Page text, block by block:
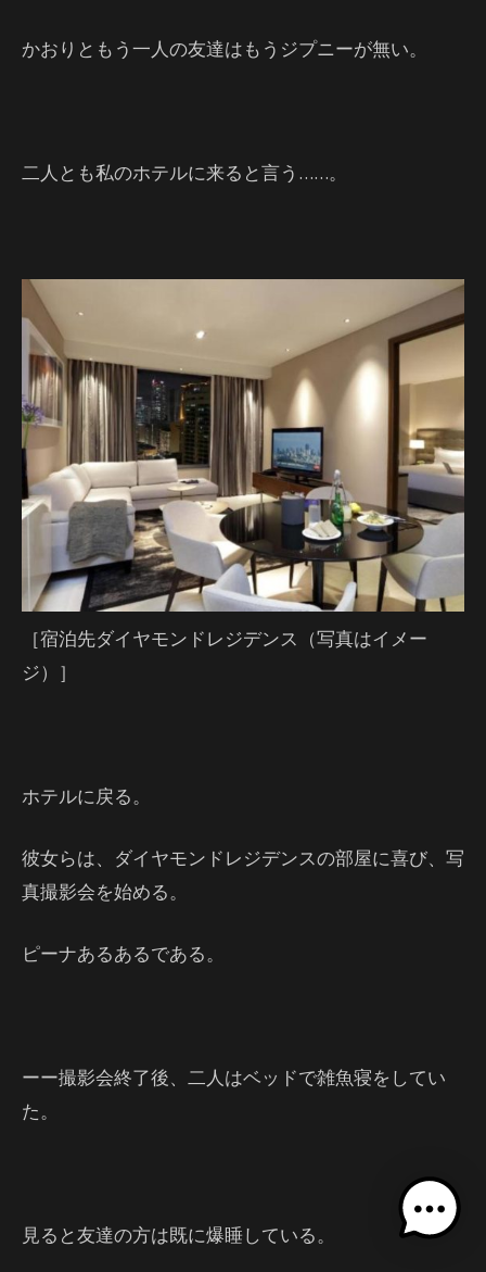
かおりともう一人の友達はもうジプニーが無い。
二人とも私のホテルに来ると言う……。
［宿泊先ダイヤモンドレジデンス（写真はイメー
ジ）］
ホテルに戻る。
彼女らは、ダイヤモンドレジデンスの部屋に喜び、写
真撮影会を始める。
ピーナあるあるである。
ーー撮影会終了後、二人はベッドで雑魚寝をしてい
た。
見ると友達の方は既に爆睡している。